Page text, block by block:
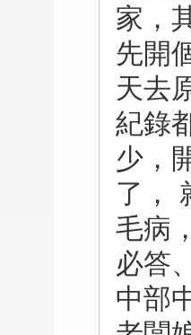
家，
先開
天去
紀錄
少，
了，
毛病
必答
中部